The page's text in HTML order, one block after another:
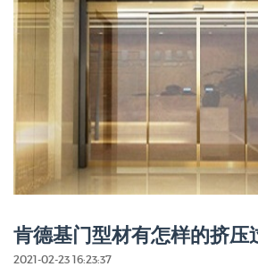
肯德基门型材有怎样的挤压
2021-02-23 16:23:37